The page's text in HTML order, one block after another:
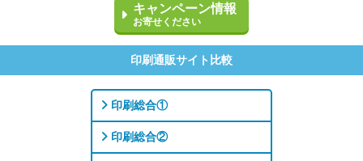
キャンペーン情報
お寄せください
印刷通販サイト比較
印刷総合①
印刷総合②